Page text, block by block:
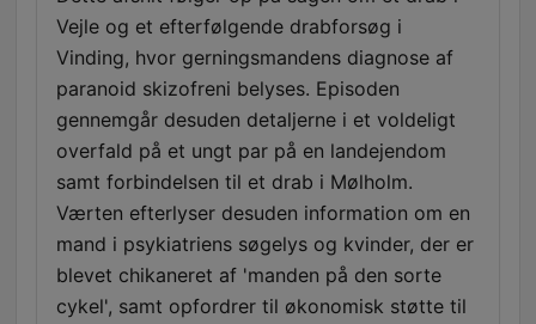
Vejle og et efterfølgende drabforsøg i
Vinding, hvor gerningsmandens diagnose af
paranoid skizofreni belyses. Episoden
gennemgår desuden detaljerne i et voldeligt
overfald på et ungt par på en landejendom
samt forbindelsen til et drab i Mølholm.
Værten efterlyser desuden information om en
mand i psykiatriens søgelys og kvinder, der er
blevet chikaneret af 'manden på den sorte
cykel', samt opfordrer til økonomisk støtte til